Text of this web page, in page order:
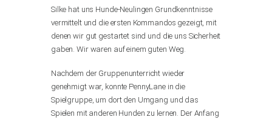
Silke hat uns Hunde-Neulingen Grundkenntnisse
vermittelt und die ersten Kommandos gezeigt, mit
denen wir gut gestartet sind und die uns Sicherheit
gaben. Wir waren auf einem guten Weg.
Nachdem der Gruppenunterricht wieder
genehmigt war, konnte PennyLane in die
Spielgruppe, um dort den Umgang und das
Spielen mit anderen Hunden zu lernen. Der Anfang